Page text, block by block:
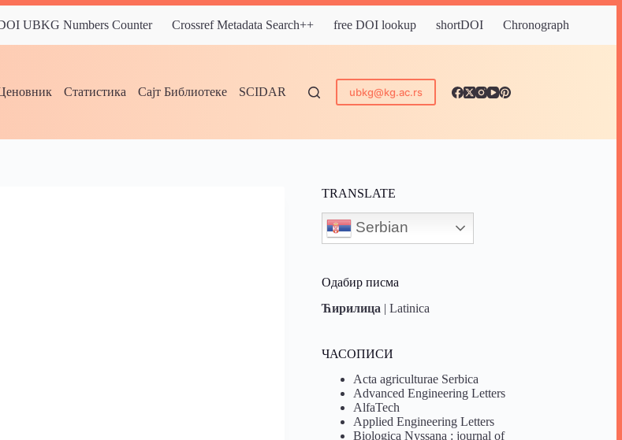
UBKG Numbers Counter Crossref Metadata Search++ free DOI lookup shortDOI Chronograph
Статистика Сајт Библиотеке SCIDAR ubkg@kg.ac.rs
TRANSLATE
Serbian
Одабир писма
Ћирилица |Latinica
ЧАСОПИСИ
Acta agriculturae Serbica
Advanced Engineering Letters
AlfaTech
Applied Engineering Letters
Biologica Nyssana : journal of